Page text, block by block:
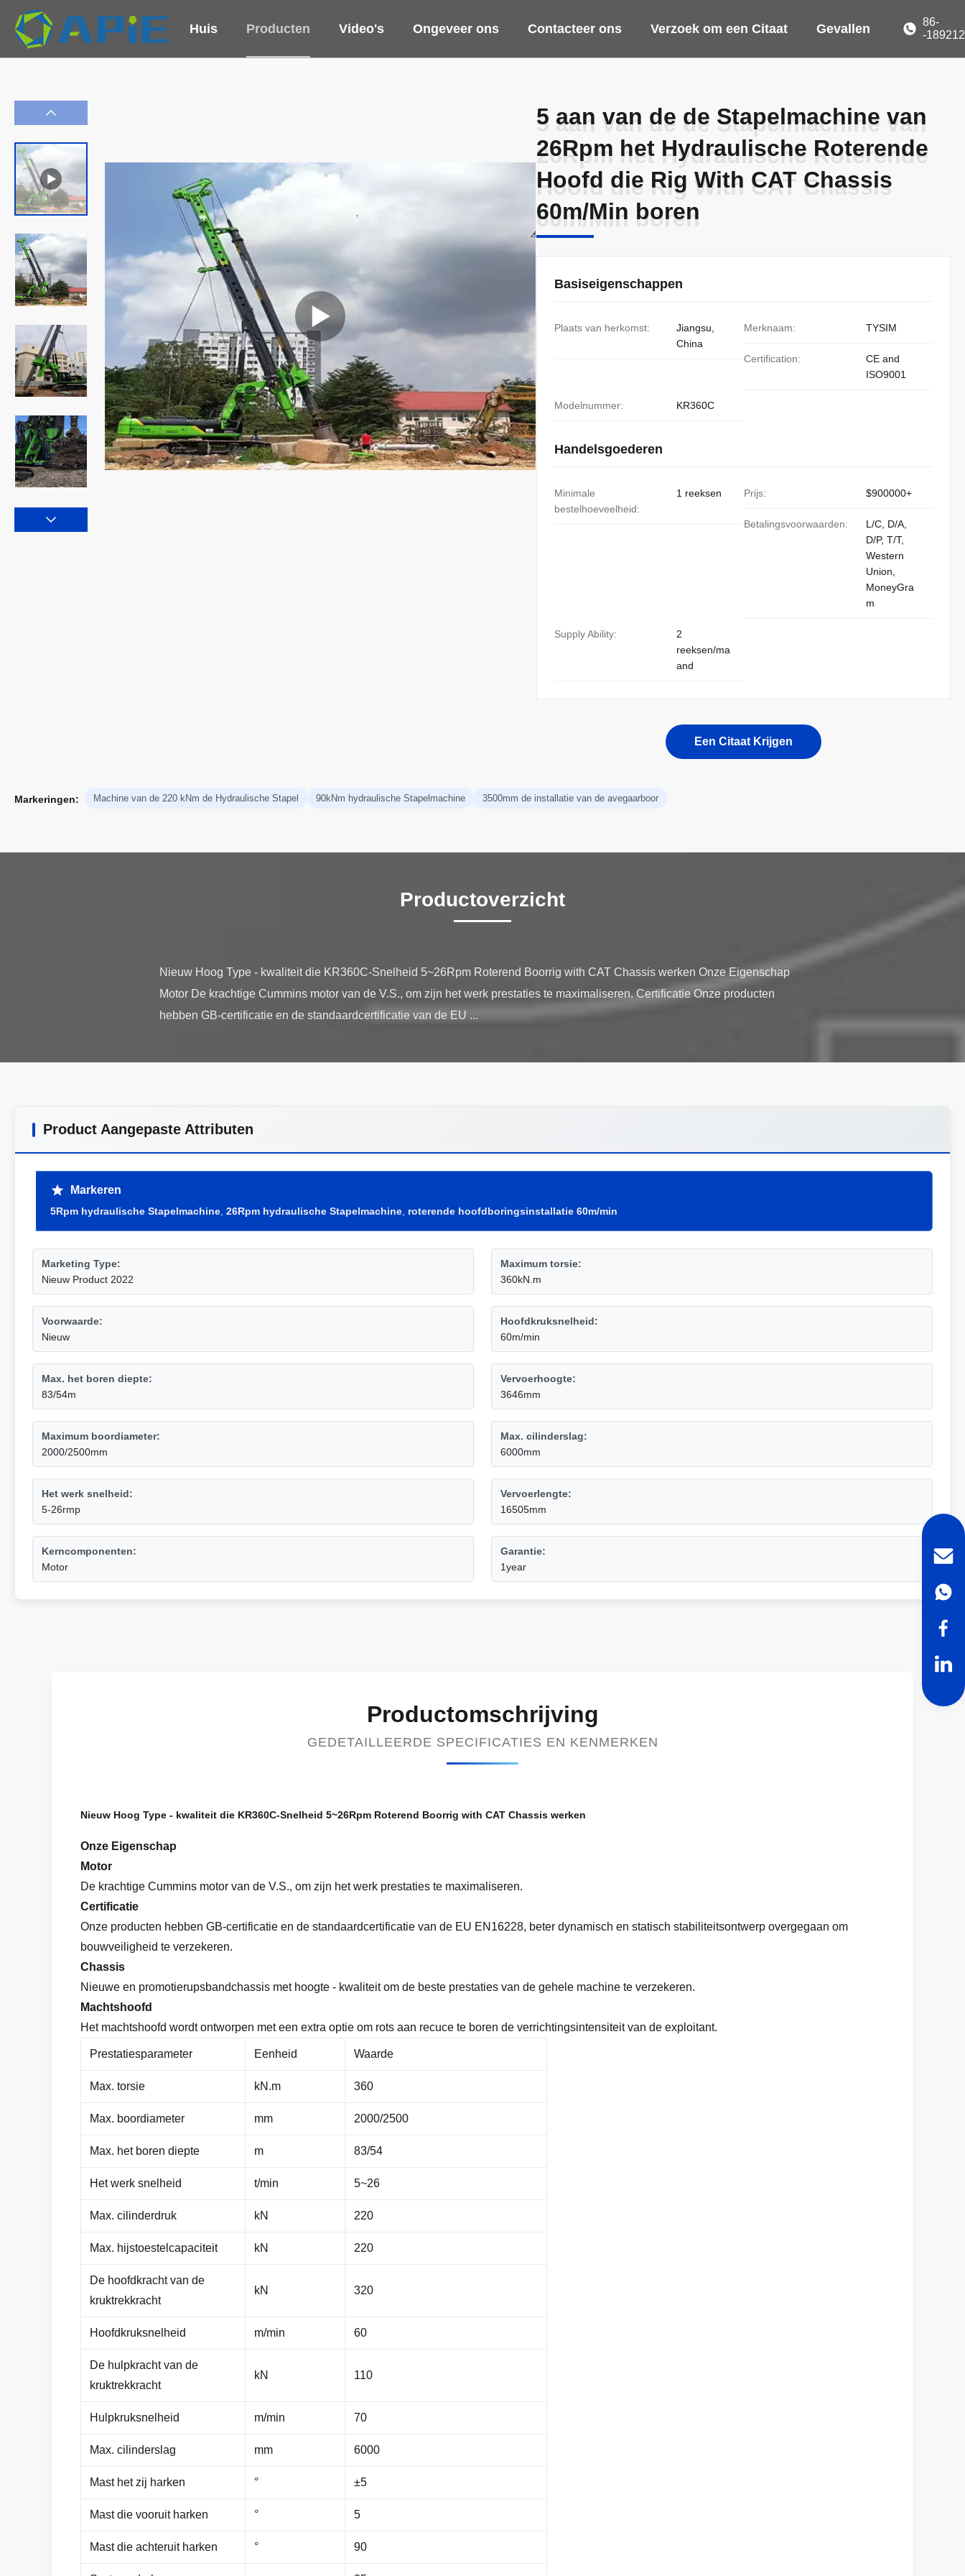
Huis Producten Video's Ongeveer ons Contacteer ons Verzoek om een Citaat Gevallen
86-
-
5 aan van de de Stapelmachine van
26Rpm het Hydraulische Roterende
Hoofd die Rig With CAT Chassis
60m/Min boren
5 aan van de de Stapelmachine van
26Rpm het Hydraulische Roterende
Hoofd die Rig With CAT Chassis
60m/Min boren
Basiseigenschappen
Plaats van herkomst:
Jiangsu,
China
Merknaam: TYSIM
Certification:
CE and
ISO9001
Modelnummer: KR360C
Handelsgoederen
Minimale
bestelhoeveelheid:
1 reeksen Prijs: $900000+
Betalingsvoorwaarden:
L/C, D/A,
D/P, T/T,
Western
Union,
MoneyGra
m
Supply Ability:
2
reeksen/ma
and
Een Citaat Krijgen
Markeringen: Machine van de 220 kNm de Hydraulische Stapel 90kNm hydraulische Stapelmachine 3500mm de installatie van de avegaarboor
Productoverzicht
Nieuw Hoog Type - kwaliteit die KR360C-Snelheid 5~26Rpm Roterend Boorrig with CAT Chassis werken Onze Eigenschap
Motor De krachtige Cummins motor van de V.S., om zijn het werk prestaties te maximaliseren. Certificatie Onze producten
Product Aangepaste Attributen
Markeren
5Rpm hydraulische Stapelmachine 26Rpm hydraulische Stapelmachine roterende hoofdboringsinstallatie 60m/min
Marketing Type:
Nieuw Product 2022
Maximum torsie:
360kN.m
Voorwaarde:
Nieuw
Hoofdkruksnelheid:
60m/min
Max. het boren diepte:
83/54m
Vervoerhoogte:
3646mm
Maximum boordiameter:
2000/2500mm
Max. cilinderslag:
6000mm
Het werk snelheid:
5-26rmp
Vervoerlengte:
16505mm
Kerncomponenten:
Motor
Garantie:
1year
Productomschrijving
GEDETAILLEERDE SPECIFICATIES EN KENMERKEN
Nieuw Hoog Type - kwaliteit die KR360C-Snelheid 5~26Rpm Roterend Boorrig with CAT Chassis werken
Onze Eigenschap
Motor
De krachtige Cummins motor van de V.S., om zijn het werk prestaties te maximaliseren.
Certificatie
Onze producten hebben GB-certificatie en de standaardcertificatie van de EU EN16228, beter dynamisch en statisch stabiliteitsontwerp overgegaan om
bouwveiligheid te verzekeren.
Chassis
Nieuwe en promotierupsbandchassis met hoogte - kwaliteit om de beste prestaties van de gehele machine te verzekeren.
Machtshoofd
Het machtshoofd wordt ontworpen met een extra optie om rots aan recuce te boren de verrichtingsintensiteit van de exploitant.
Prestatiesparameter Eenheid Waarde
Max. torsie kN.m 360
Max. boordiameter mm 2000/2500
Max. het boren diepte m 83/54
Het werk snelheid t/min 5~26
Max. cilinderdruk kN 220
Max. hijstoestelcapaciteit kN 220
De hoofdkracht van de
kruktrekkracht
kN 320
Hoofdkruksnelheid m/min 60
De hulpkracht van de
kruktrekkracht
kN 110
Hulpkruksnelheid m/min 70
Max. cilinderslag mm 6000
Mast het zij harken ° ±5
Mast die vooruit harken ° 5
Mast die achteruit harken ° 90